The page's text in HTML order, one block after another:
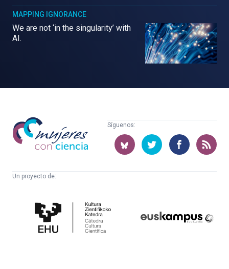
MAPPING IGNORANCE
We are not ‘in the singularity’ with
AI.
Mujeres
con
ciencia
Síguenos:
Un proyecto de:
Cultura
Científica